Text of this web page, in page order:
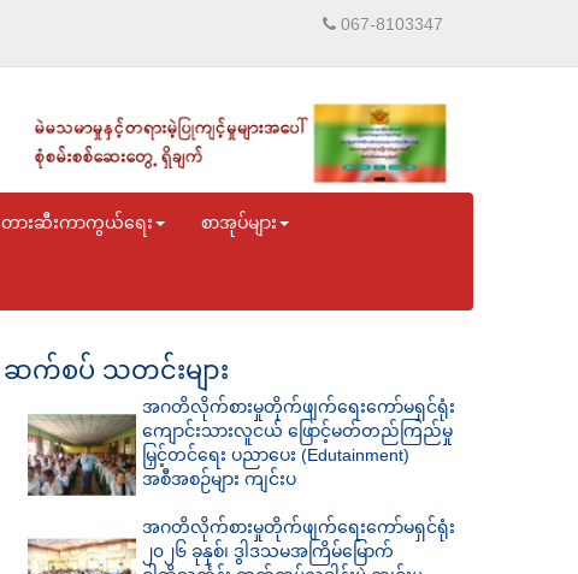
067-8103347
တားဆီးကာကွယ်ရေး စာအုပ်များ
ဆက်စပ် သတင်းများ
အဂတိလိုက်စားမှုတိုက်ဖျက်ရေးကော်မရှင်ရုံး
ကျောင်းသားလူငယ် ဖြောင့်မတ်တည်ကြည်မှု
မြှင့်တင်ရေး ပညာပေး (Edutainment)
အစီအစဉ်များ ကျင်းပ
အဂတိလိုက်စားမှုတိုက်ဖျက်ရေးကော်မရှင်ရုံး
၂၀၂၆ ခုနှစ်၊ ဒွါဒသမအကြိမ်မြောက်